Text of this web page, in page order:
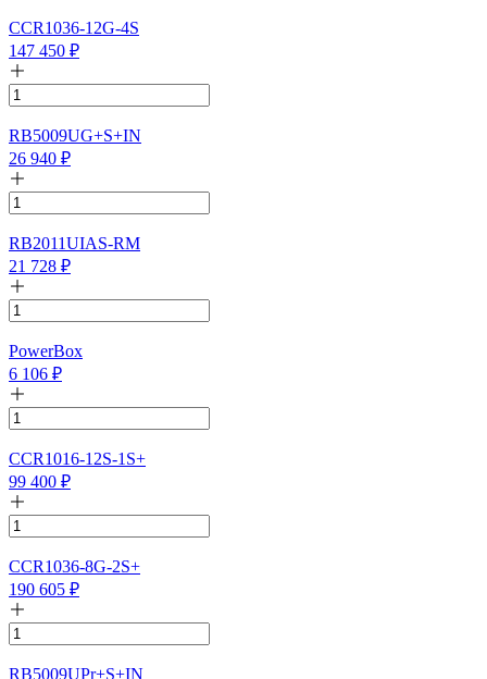
CCR1036-12G-4S
147 450 ₽
RB5009UG+S+IN
26 940 ₽
RB2011UIAS-RM
21 728 ₽
PowerBox
6 106 ₽
CCR1016-12S-1S+
99 400 ₽
CCR1036-8G-2S+
190 605 ₽
RB5009UPr+S+IN